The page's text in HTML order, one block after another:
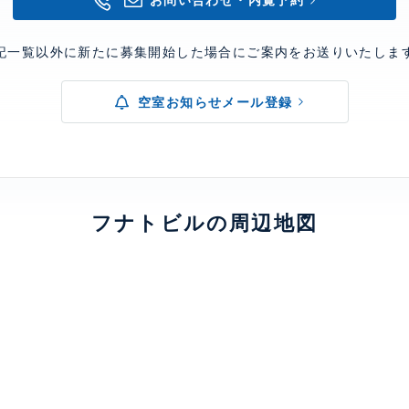
一覧以外に新たに募集開始した場合にご案内をお送りいたしま
空室お知らせメール登録
フナトビルの周辺地図